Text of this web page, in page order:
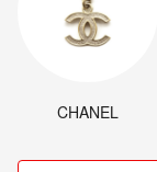
CHANEL